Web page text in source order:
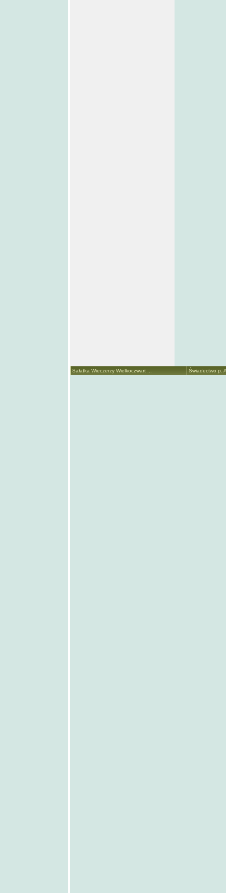
Sałatka Wieczerzy Wielkoczwart ... Świadectwo p.